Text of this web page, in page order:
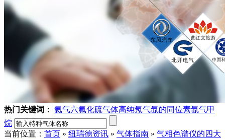
热门关键词： 氦气六氟化硫气体高纯氖气氙的同位素氙气甲
烷
当前位置： 首页 » 纽瑞德资讯 » 气体指南 » 气相色谱仪的四大